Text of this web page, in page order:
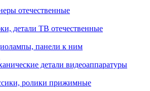
отечественные
детали ТВ отечественные
панели к ним
детали видеоаппаратуры
ролики прижимные